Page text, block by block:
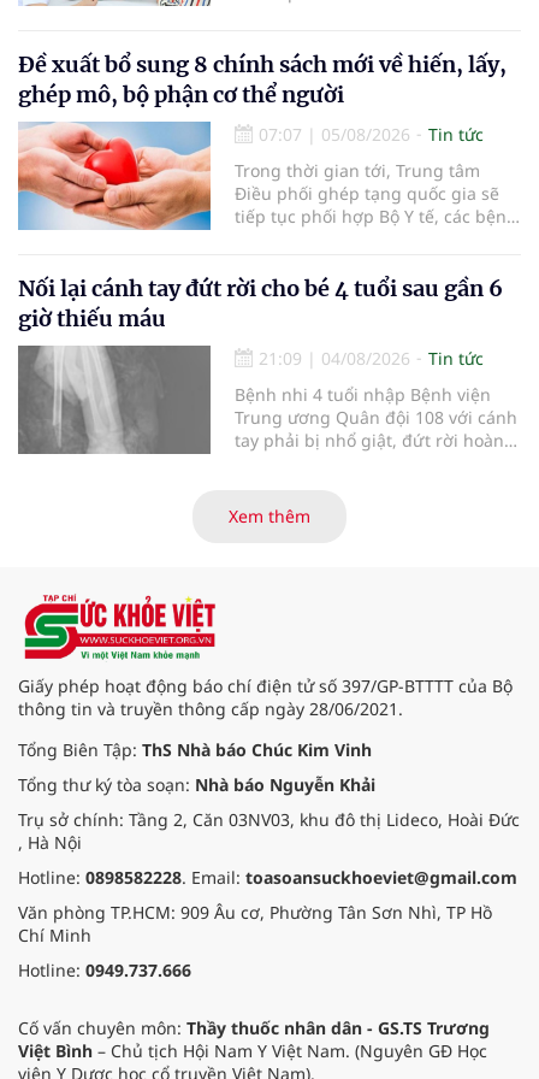
nhận 32.286.360 người, chiếm gần
30% dân số cả nước đã được khám
sức khỏe định kỳ năm nay.
Đề xuất bổ sung 8 chính sách mới về hiến, lấy,
ghép mô, bộ phận cơ thể người
07:07 | 05/08/2026
Tin tức
Trong thời gian tới, Trung tâm
Điều phối ghép tạng quốc gia sẽ
tiếp tục phối hợp Bộ Y tế, các bệnh
cường truyền thông, hoàn thiện
quy trình chuyên môn và hệ thống
hiến và ghép mô tạng.
Nối lại cánh tay đứt rời cho bé 4 tuổi sau gần 6
giờ thiếu máu
21:09 | 04/08/2026
Tin tức
Bệnh nhi 4 tuổi nhập Bệnh viện
Trung ương Quân đội 108 với cánh
tay phải bị nhổ giật, đứt rời hoàn
thương nặng và thời gian thiếu
máu kéo dài, các bác sĩ đã tái lập
Xem thêm
Giấy phép hoạt động báo chí điện tử số 397/GP-BTTTT của Bộ
thông tin và truyền thông cấp ngày 28/06/2021.
Tổng Biên Tập: ThS Nhà báo Chúc Kim Vinh
Tổng thư ký tòa soạn: Nhà báo Nguyễn Khải
Trụ sở chính: Tầng 2, Căn 03NV03, khu đô thị Lideco, Hoài Đức
, Hà Nội
Hotline: 0898582228. Email: toasoansuckhoeviet@gmail.com
Văn phòng TP.HCM: 909 Âu cơ, Phường Tân Sơn Nhì, TP Hồ
Chí Minh
Hotline: 0949.737.666
Cố vấn chuyên môn: Thầy thuốc nhân dân - GS.TS Trương
Việt Bình – Chủ tịch Hội Nam Y Việt Nam. (Nguyên GĐ Học
viện Y Dược học cổ truyền Việt Nam).